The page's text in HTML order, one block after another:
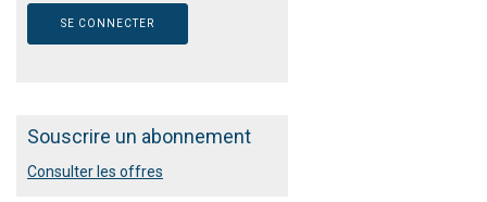
Souscrire un abonnement
Consulter les offres